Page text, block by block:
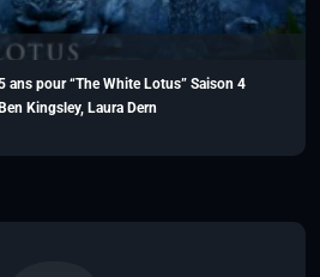
pour “The White Lotus” Saison 4
Kingsley, Laura Dern